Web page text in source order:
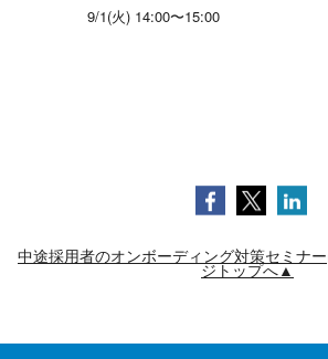
9/1(火) 14:00〜15:00
中途採用者のオンボーディング対策セミ
ジトップへ▲